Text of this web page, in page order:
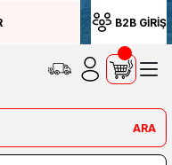
B2B GİRİŞ
ARA